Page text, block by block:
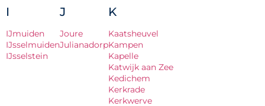
I
IJmuiden
IJsselmuiden
IJsselstein
J
Joure
Julianadorp
K
Kaatsheuvel
Kampen
Kapelle
Katwijk aan Zee
Kedichem
Kerkrade
Kerkwerve